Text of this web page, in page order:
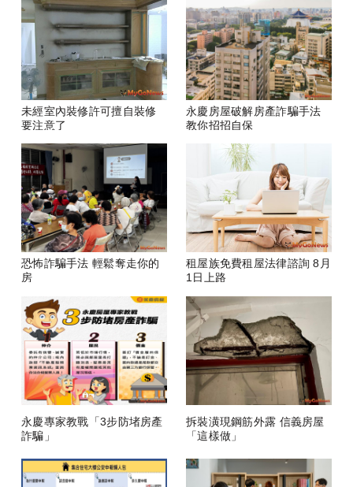
未經室內裝修許可擅自裝修
要注意了
永慶房屋破解房產詐騙手法
教你招招自保
恐怖詐騙手法 輕鬆奪走你的
房
租屋族免費租屋法律諮詢 8月
1日上路
永慶專家教戰「3步防堵房產
詐騙」
拆裝潢現鋼筋外露 信義房屋
「這樣做」